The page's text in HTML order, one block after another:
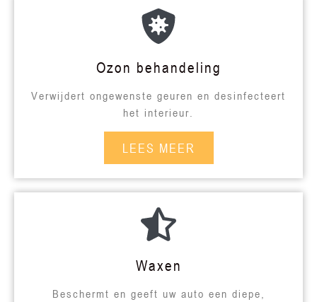
Ozon behandeling
Verwijdert ongewenste geuren en desinfecteert
het interieur.
LEES MEER
Waxen
Beschermt en geeft uw auto een diepe,